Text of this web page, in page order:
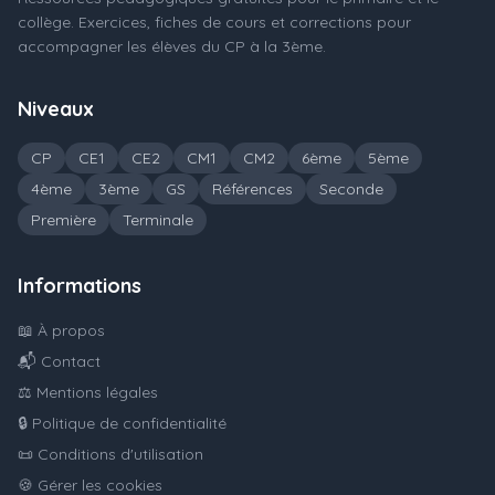
collège. Exercices, fiches de cours et corrections pour
accompagner les élèves du CP à la 3ème.
Niveaux
CP CE1 CE2 CM1 CM2 6ème
5ème
4ème
3ème GS Références
Seconde
Première
Terminale
Informations
📖 À propos
📬 Contact
⚖️ Mentions légales
🔒 Politique de confidentialité
📜 Conditions d'utilisation
🍪 Gérer les cookies